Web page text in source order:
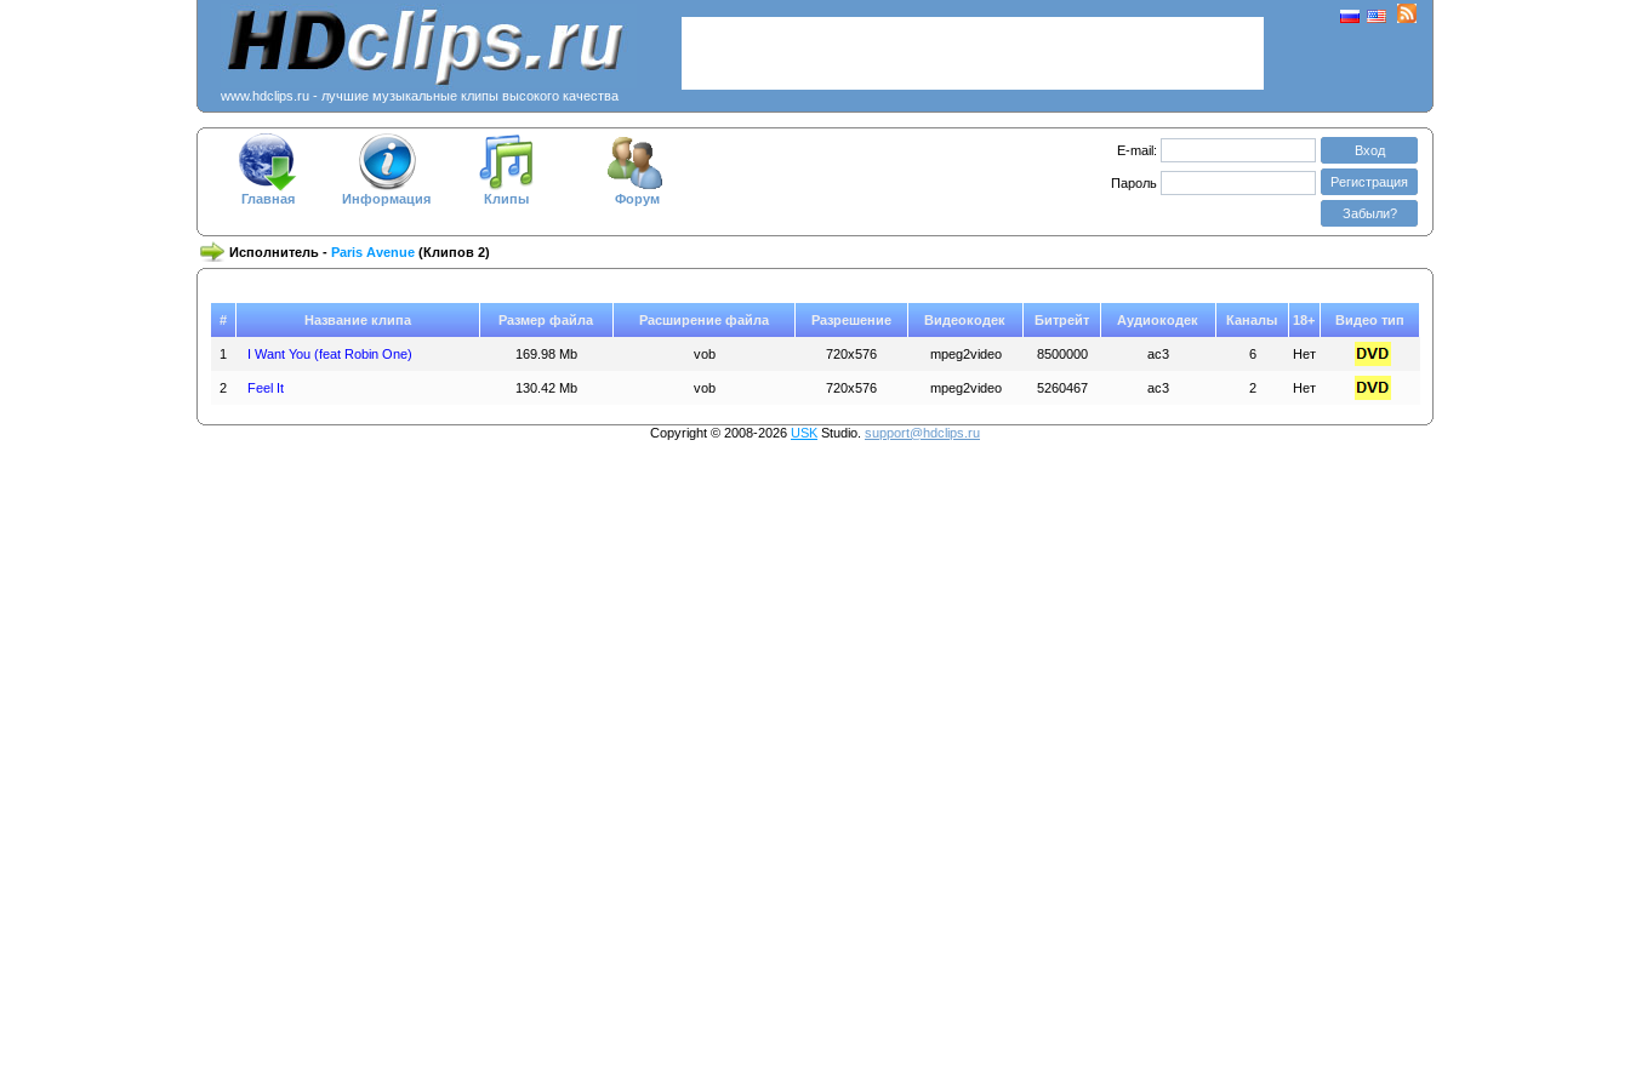
www.hdclips.ru - лучшие музыкальные клипы высокого качества
Главная Информация Клипы Форум
E-mail: Вход
Пароль Регистрация
Забыли?
Исполнитель - Paris Avenue (Клипов 2)
# Название клипа Размер файла Расширение файла Разрешение Видеокодек Битрейт Аудиокодек Каналы 18+ Видео тип
1 I Want You (feat Robin One) 169.98 Mb vob 720x576 mpeg2video 8500000 ac3 6 Нет
2 Feel It 130.42 Mb vob 720x576 mpeg2video 5260467 ac3 2 Нет
Copyright © 2008-2026 USK Studio. support@hdclips.ru